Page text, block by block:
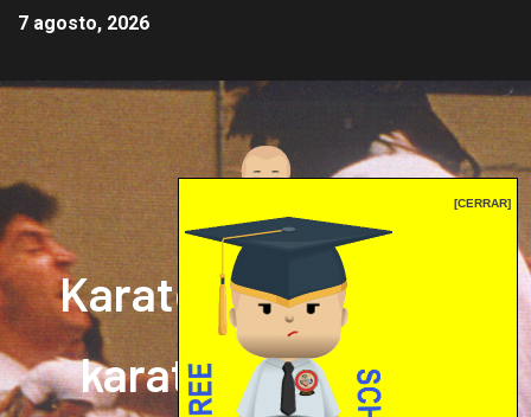
[CERRAR]
7 agosto, 2026
Karate mrprepor: el
karate en internet